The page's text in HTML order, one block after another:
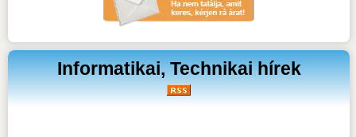
Informatikai, Technikai hírek